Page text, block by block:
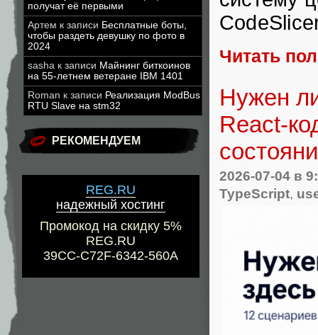
получат её первыми
Артем к записи Бесплатные боты,
чтобы раздеть девушку по фото в
2024
sasha к записи Майнинг биткоинов
на 55-летнем ветеране IBM 1401
Roman к записи Реализация ModBus
RTU Slave на stm32
РЕКОМЕНДУЕМ
REG.RU
надежный хостинг
Промокод на скидку 5%
REG.RU
39CC-C72F-6342-560A
Читать
Нужен
React-
2026-07-04 в
TypeScript,